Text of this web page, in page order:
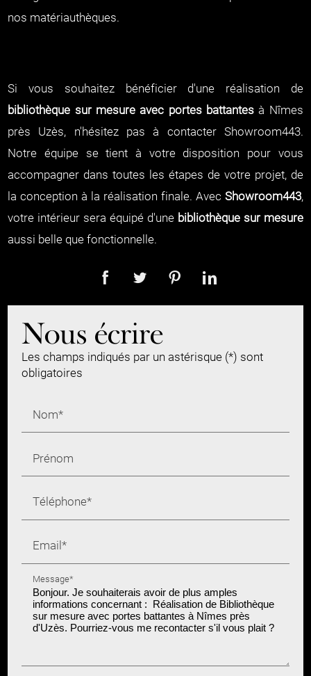
nos matériauthèques.
Si vous souhaitez bénéficier d'une réalisation de
bibliothèque sur mesure avec portes battantes à Nîmes
près Uzès, n'hésitez pas à contacter Showroom443.
Notre équipe se tient à votre disposition pour vous
accompagner dans toutes les étapes de votre projet, de
la conception à la réalisation finale. Avec Showroom443,
votre intérieur sera équipé d'une bibliothèque sur mesure
aussi belle que fonctionnelle.
Nous écrire
Les champs indiqués par un astérisque (*) sont
obligatoires
Nom*
Prénom
Téléphone*
Email*
Message*